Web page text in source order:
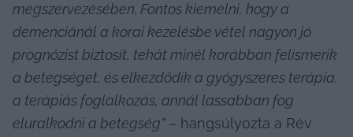
megszervezésében. Fontos kiemelni, hogy a
demenciánál a korai kezelésbe vétel nagyon jó
prognózist biztosít, tehát minél korábban felismerik
a betegséget, és elkezdődik a gyógyszeres terápia,
a terápiás foglalkozás, annál lassabban fog
eluralkodni a betegség” – hangsúlyozta a Rév